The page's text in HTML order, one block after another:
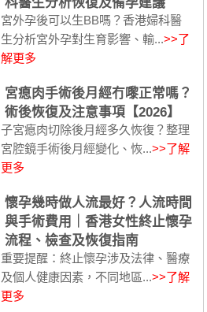
宮外孕後可以生BB嗎？香港婦科醫
生分析宮外孕對生育影響、輸...>>了
解更多
宮瘜肉手術後月經冇嚟正常嗎？
術後恢復及注意事項【2026】
子宮瘜肉切除後月經多久恢復？整理
宮腔鏡手術後月經變化、恢...>>了解
更多
懷孕幾時做人流最好？人流時間
與手術費用｜香港女性終止懷孕
流程、檢查及恢復指南
重要提醒：終止懷孕涉及法律、醫療
及個人健康因素，不同地區...>>了解
更多